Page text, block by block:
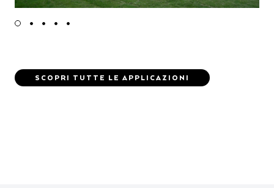
SCOPRI TUTTE LE APPLICAZIONI